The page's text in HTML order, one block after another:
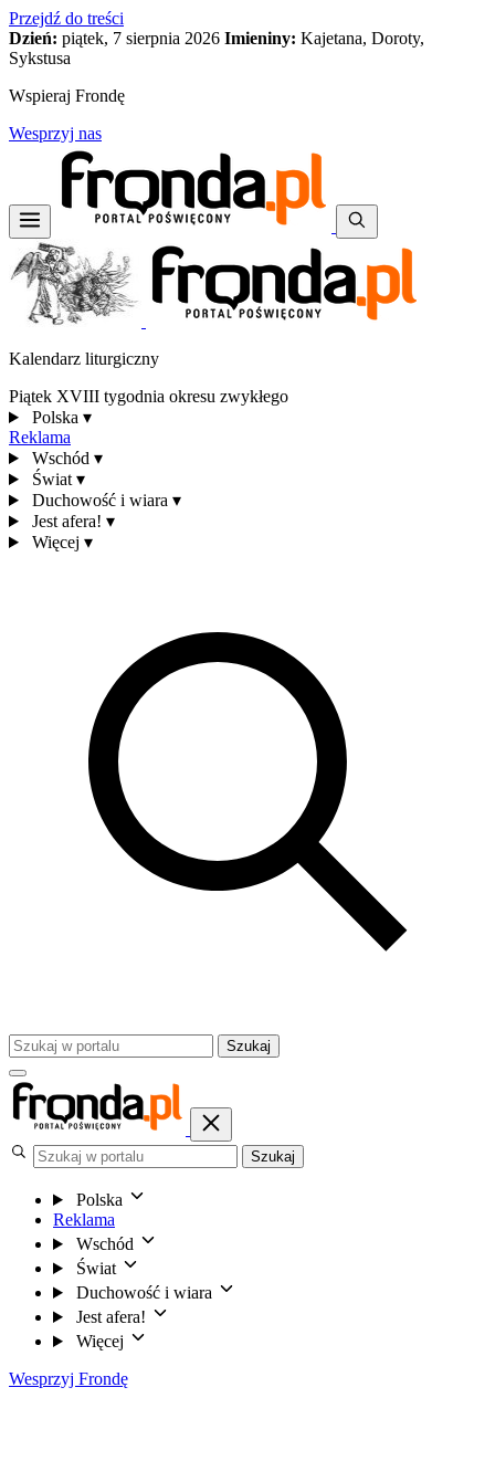
Przejdź do treści
Dzień: piątek, 7 sierpnia 2026 Imieniny: Kajetana, Doroty,
Sykstusa
Wspieraj Frondę
Wesprzyj nas
Kalendarz liturgiczny
Piątek XVIII tygodnia okresu zwykłego
Polska ▾
Reklama
Wschód ▾
Świat ▾
Duchowość i wiara ▾
Jest afera! ▾
Więcej ▾
Szukaj
Szukaj
Polska
Reklama
Wschód
Świat
Duchowość i wiara
Jest afera!
Więcej
Wesprzyj Frondę